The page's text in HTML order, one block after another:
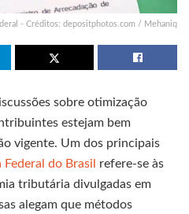
- Créditos: depositphotos.com / Mehaniq
sobre otimização
estejam bem
vigente. Um dos principais
Federal do Brasil
refere-se às
tributária divulgadas em
alegam que métodos